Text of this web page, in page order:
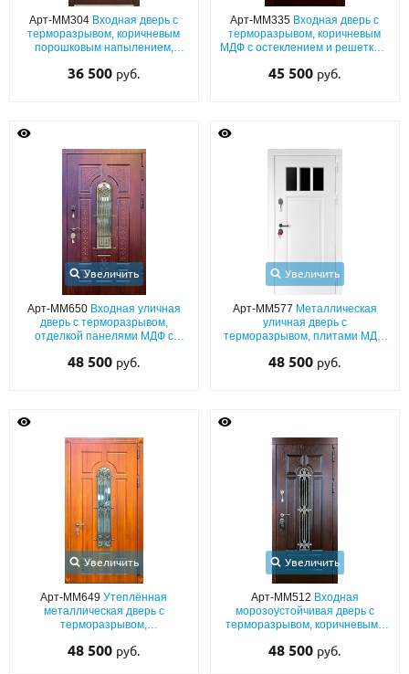
С реечным дизайном(29)
ПО НАЗНАЧЕНИЮ
ПО ОСОБЕННОСТЯМ
Популярные двери
Двери со скидкой
ДВЕРИ С ТЕРМОРАЗРЫВОМ
ГАЛЕРЕЯ
ОПЛАТА
ДОСТАВКА
Металлические двери от производителя с доставкой и установкой в
ПН-СБ - с 9:00 до 21:00, ВС - до 19:00
+7 (495) 411-44-41
Арт-ММ304 Входная дверь с
терморазрывом, коричневым
порошковым напылением,
металле
36 500 руб.
Арт-ММ335 Входная дверь с
терморазрывом, коричневым
МДФ с остеклением и решеткой,
45 500 руб.
Увеличить
Арт-ММ650 Входная уличная
дверь с терморазрывом,
отделкой панелями МДФ с
решеткой
48 500 руб.
Увеличить
Арт-ММ577 Металлическая
уличная дверь с
терморазрывом, плитами МДФ
со стеклом
48 500 руб.
Увеличить
Арт-ММ649Утеплённая
металлическая дверь с
терморазрывом,
МДФ с кованой решёткой и
48 500 руб.
Увеличить
Арт-ММ512 Входная
морозоустойчивая дверь с
терморазрывом, коричневыми
ковкой
48 500 руб.